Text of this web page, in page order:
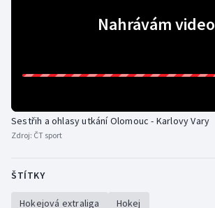
Nahrávám video
Sestřih a ohlasy utkání Olomouc - Karlovy Vary
Zdroj: ČT sport
ŠTÍTKY
Hokejová extraliga Hokej